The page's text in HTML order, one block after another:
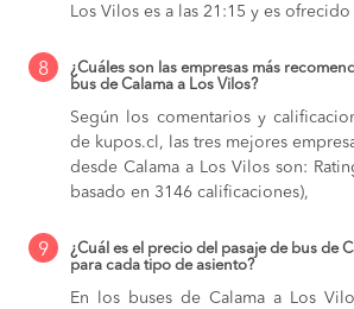
Los Vilos es a las 21:15 y es
8
¿Cuáles son las empresas más
bus de Calama a Los Vilos?
Según los comentarios y
de kupos.cl, las tres mejores
desde Calama a Los Vilos son:
basado en 3146 calificaciones),
9
¿Cuál es el precio del pasaje de bus de
para cada tipo de asiento?
En los buses de Calama a Los